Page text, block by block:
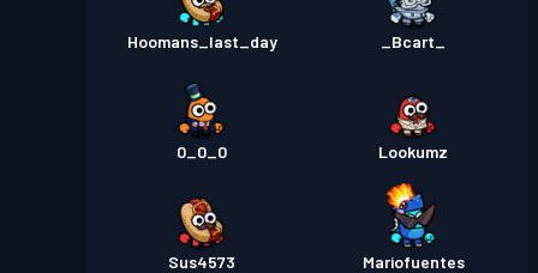
Hoomans_last_day _Bcart_
0_0_0 Lookumz
Sus4573 Mariofuentes